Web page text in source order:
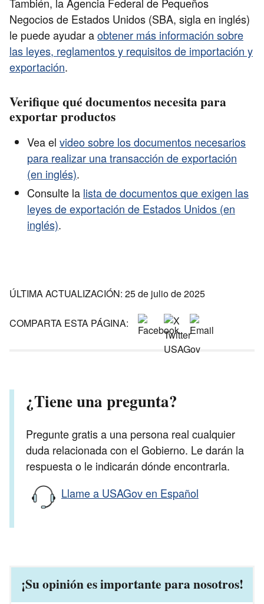
Negocios de Estados Unidos (SBA, sigla en inglés)
le puede ayudar aobtener más información sobre
las leyes, reglamentos y requisitos de importación y
exportación.
Verifique qué documentos necesita para
exportar productos
Vea el video sobre los documentos necesarios
para realizar una transacción de exportación
(en inglés).
Consulte la lista de documentos que exigen las
leyes de exportación de Estados Unidos (en
inglés).
ÚLTIMA ACTUALIZACIÓN: 25 de julio de 2025
COMPARTA ESTA PÁGINA:
¿Tiene una pregunta?
Pregunte gratis a una persona real cualquier
duda relacionada con el Gobierno. Le darán la
respuesta o le indicarán dónde encontrarla.
Llame a USAGov en Español
¡Su opinión es importante para nosotros!